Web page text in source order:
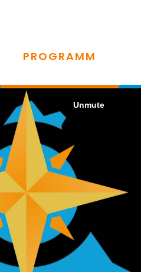
PROGRAMM